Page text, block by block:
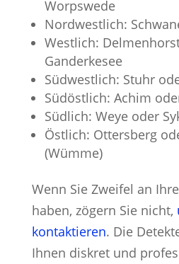
Worpswede
Nordwestlich:
Westlich:
Ganderkesee
Südwestlich: Stuhr
Südöstlich: Achim
Südlich: Weye oder
Östlich: Ottersberg
(Wümme)
Wenn Sie Zweifel an
haben, zögern Sie nicht,
kontaktieren. Die
Ihnen diskret und